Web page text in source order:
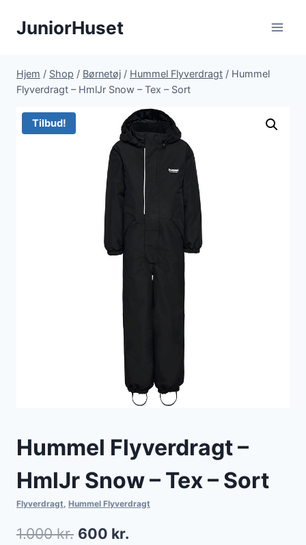
JuniorHuset
Hjem / Shop / Børnetøj / Hummel Flyverdragt / Hummel
Flyverdragt – HmlJr Snow – Tex – Sort
Tilbud!
Hummel Flyverdragt –
HmlJr Snow – Tex – Sort
Flyverdragt, Hummel Flyverdragt
1.000kr. Den
600 kr.